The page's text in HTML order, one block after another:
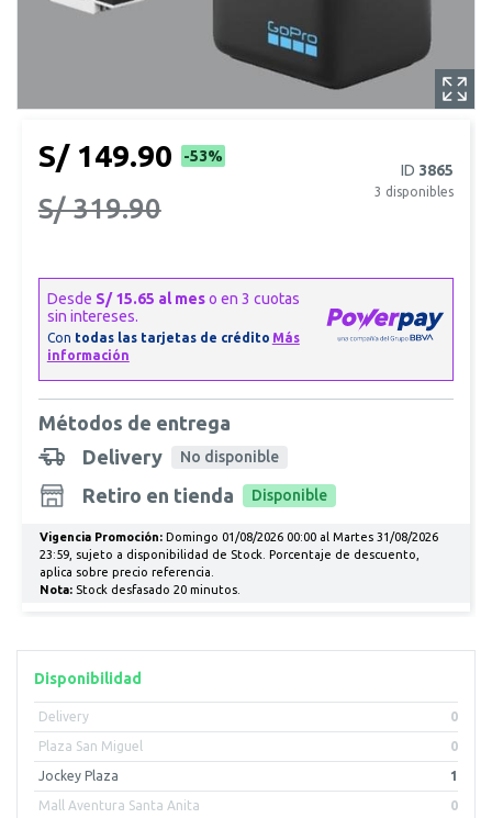
Disponibilidad
Delivery 0
Plaza San Miguel 0
Jockey Plaza 1
Mall Aventura Santa Anita 0
S/ 149.90 -53%
S/ 319.90
ID 3865
3 disponibles
Métodos de entrega
Delivery
No disponible
Retiro en tienda Disponible
Vigencia Promoción:Domingo 01/08/2026 00:00 al Martes 31/08/2026
23:59, sujeto a disponibilidad de Stock. Porcentaje de descuento,
aplica sobre precio referencia.
Nota:Stock desfasado 20 minutos.